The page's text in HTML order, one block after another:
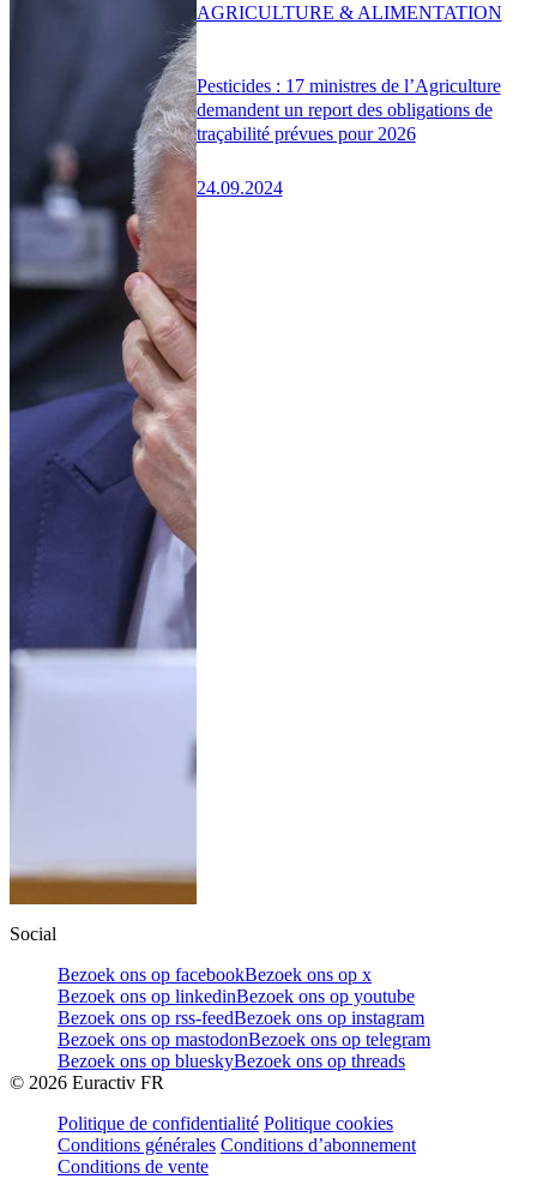
Pesticides : 17 ministres de l’Agriculture
demandent un report des obligations de
traçabilité prévues pour 2026
24.09.2024
AGRICULTURE & ALIMENTATION
Social
Bezoek ons op facebookBezoek ons op x
Bezoek ons op linkedinBezoek ons op youtube
Bezoek ons op rss-feedBezoek ons op instagram
Bezoek ons op mastodonBezoek ons op telegram
Bezoek ons op blueskyBezoek ons op threads
© 2026 Euractiv FR
Politique de confidentialité Politique cookies
Conditions générales Conditions d’abonnement
Conditions de vente